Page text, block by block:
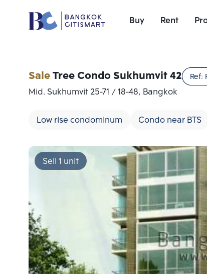
Buy Rent
SaleTree Condo Sukhumvit 42 Ref:
Mid. Sukhumvit 25-71 / 18-48, Bangkok
Low rise condominum Condo near BTS
Sell 1 unit
Add comparative units
Number 1